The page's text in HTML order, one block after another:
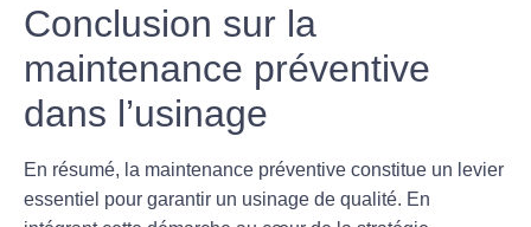
Conclusion sur la
maintenance préventive
dans l’usinage
En résumé, la maintenance préventive constitue un levier
essentiel pour garantir un usinage de qualité. En